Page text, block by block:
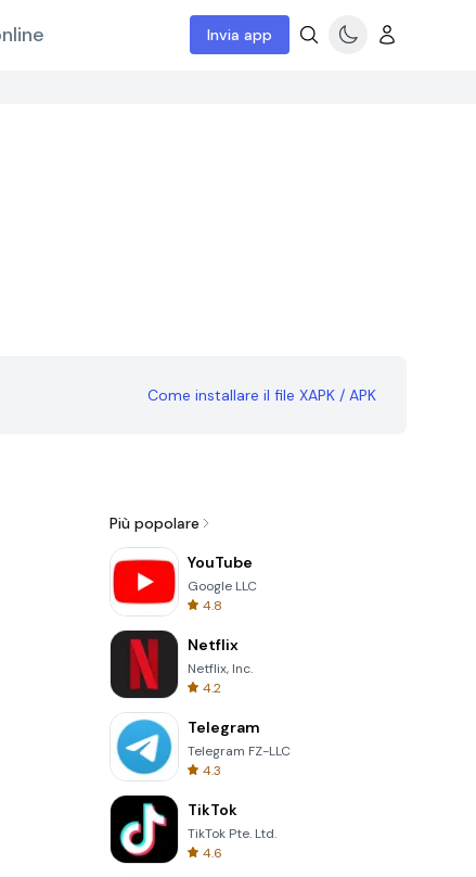
Invia app
Come installare il file XAPK / APK
Più popolare
YouTube
Google LLC
4.8
Netflix
Netflix, Inc.
4.2
Telegram
Telegram FZ-LLC
4.3
TikTok
TikTok Pte. Ltd.
4.6